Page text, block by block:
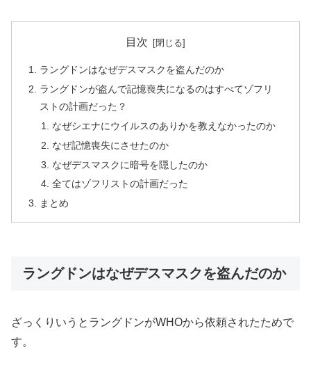
目次
ラングドンはなぜデスマスクを盗んだのか
ラングドンが盗んで記憶喪失になるのはすべてゾフリ
ストの計画だった？
なぜシエナにウイルスのありかを教えなかったのか
なぜ記憶喪失にさせたのか
なぜデスマスクに暗号を隠したのか
全てはゾフリストの計画だった
まとめ
ラングドンはなぜデスマスクを盗んだのか
ざっくりいうとラングドンがWHOから依頼されたためで
す。